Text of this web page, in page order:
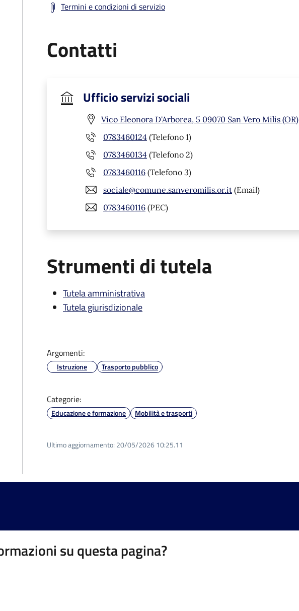
Termini e condizioni di servizio
Contatti
Ufficio servizi sociali
Vico Eleonora D'Arborea, 5 09070 San Vero Milis (OR)
0783460124 (Telefono 1)
0783460134 (Telefono 2)
0783460116 (Telefono 3)
sociale@comune.sanveromilis.or.it (Email)
0783460116 (PEC)
Strumenti di tutela
Tutela amministrativa
Tutela giurisdizionale
Argomenti:
Istruzione Trasporto pubblico
Categorie:
Educazione e formazione Mobilità e trasporti
Ultimo aggiornamento: 20/05/2026 10:25.11
su questa pagina?